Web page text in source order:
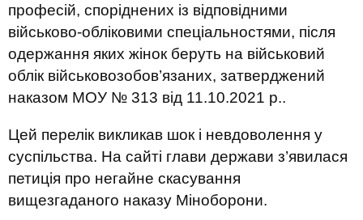
професій, споріднених із відповідними
військово-обліковими спеціальностями, після
одержання яких жінок беруть на військовий
облік військовозобов’язаних, затверджений
наказом МОУ № 313 від 11.10.2021 р..
Цей перелік викликав шок і невдоволення у
суспільства. На сайті глави держави з’явилася
петиція про негайне скасування
вищезгаданого наказу Міноборони.